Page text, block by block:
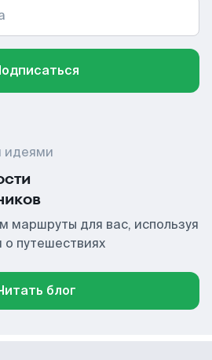
идеями
маршруты для вас, используя
о путешествиях
блог